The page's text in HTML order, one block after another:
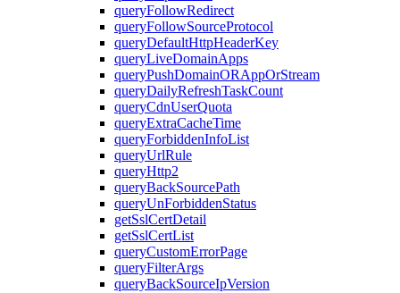
queryFollowRedirect
queryFollowSourceProtocol
queryDefaultHttpHeaderKey
queryLiveDomainApps
queryPushDomainORAppOrStream
queryDailyRefreshTaskCount
queryCdnUserQuota
queryExtraCacheTime
queryForbiddenInfoList
queryUrlRule
queryHttp2
queryBackSourcePath
queryUnForbiddenStatus
getSslCertDetail
getSslCertList
queryCustomErrorPage
queryFilterArgs
queryBackSourceIpVersion